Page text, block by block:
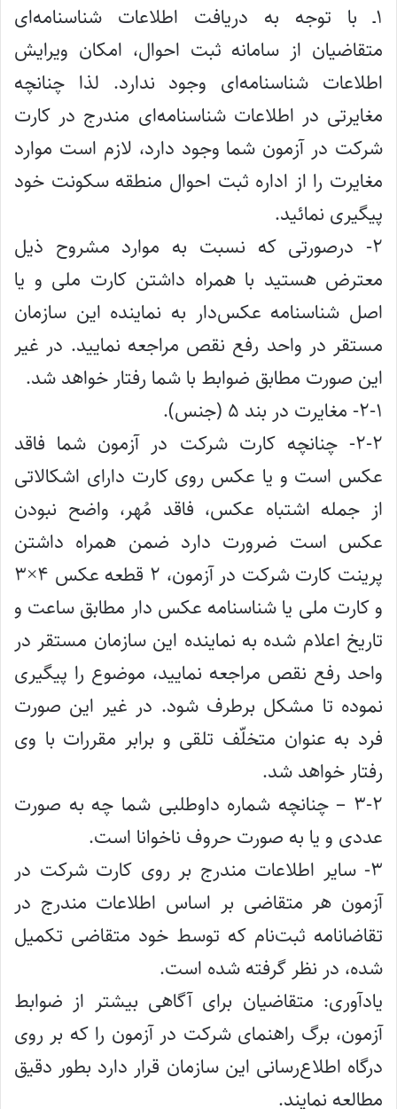
۱ـ با توجه به دریافت اطلاعات شناسنامه‌ای
متقاضیان از سامانه ثبت احوال، امکان ویرایش
اطلاعات شناسنامه‌ای وجود ندارد. لذا چنانچه
مغایرتی در اطلاعات شناسنامه‌ای مندرج در کارت
شرکت در آزمون شما وجود دارد، لازم است موارد
مغایرت را از اداره ثبت احوال منطقه سکونت خود
پیگیری نمائید.
۲- درصورتی که نسبت به موارد مشروح ذیل
معترض هستید با همراه داشتن کارت ملی و یا
اصل شناسنامه عکس‌دار به نماینده این سازمان
مستقر در واحد رفع نقص مراجعه نمایید. در غیر
این صورت مطابق ضوابط با شما رفتار خواهد شد.
۲-۱- مغایرت در بند ۵ (جنس).
۲-۲- چنانچه کارت شرکت در آزمون شما فاقد
عکس است و یا عکس روی کارت دارای اشکالاتی
از جمله اشتباه عکس، فاقد مُهر، واضح نبودن
عکس است ضرورت دارد ضمن همراه داشتن
پرینت کارت شرکت در آزمون، ۲ قطعه عکس ۴×۳
و کارت ملی یا شناسنامه عکس دار مطابق ساعت و
تاریخ اعلام شده به نماینده این سازمان مستقر در
واحد رفع نقص مراجعه نمایید، موضوع را پیگیری
نموده تا مشکل برطرف شود. در غیر این صورت
فرد به عنوان متخلّف تلقی و برابر مقررات با وی
رفتار خواهد شد.
۳-۲ – چنانچه شماره داوطلبی شما چه به صورت
عددی و یا به صورت حروف ناخوانا است.
۳- سایر اطلاعات مندرج بر روی کارت شرکت در
آزمون هر متقاضی بر اساس اطلاعات مندرج در
تقاضانامه ثبت‌نام که توسط خود متقاضی تکمیل
شده، در نظر گرفته شده است.
یادآوری: متقاضیان برای آگاهی بیشتر از ضوابط
آزمون، برگ راهنمای شرکت در آزمون را که بر روی
درگاه اطلاع‌رسانی این سازمان قرار دارد بطور دقیق
مطالعه نمایند.